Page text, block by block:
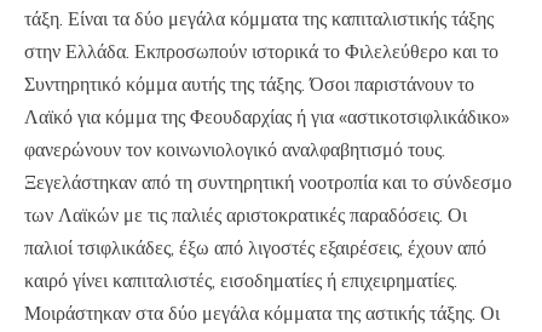
τάξη. Είναι τα δύο μεγάλα κόμματα της καπιταλιστικής τάξης
στην Ελλάδα. Εκπροσωπούν ιστορικά το Φιλελεύθερο και το
Συντηρητικό κόμμα αυτής της τάξης. Όσοι παριστάνουν το
Λαϊκό για κόμμα της Φεουδαρχίας ή για «αστικοτσιφλικάδικο»
φανερώνουν τον κοινωνιολογικό αναλφαβητισμό τους.
Ξεγελάστηκαν από τη συντηρητική νοοτροπία και το σύνδεσμο
των Λαϊκών με τις παλιές αριστοκρατικές παραδόσεις. Οι
παλιοί τσιφλικάδες, έξω από λιγοστές εξαιρέσεις, έχουν από
καιρό γίνει καπιταλιστές, εισοδηματίες ή επιχειρηματίες.
Μοιράστηκαν στα δύο μεγάλα κόμματα της αστικής τάξης. Οι